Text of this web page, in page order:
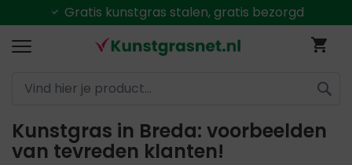
Gratis kunstgras stalen, gratis bezorgd
Kunstgras in Breda: voorbeelden
van tevreden klanten!